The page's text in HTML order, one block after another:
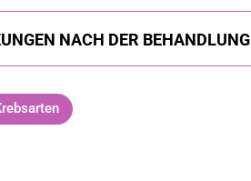
NACH DER BEHANDLUNG